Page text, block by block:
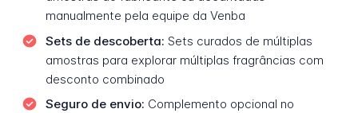
manualmente pela equipe da Venba
Sets de descoberta: Sets curados de múltiplas
amostras para explorar múltiplas fragrâncias com
desconto combinado
Seguro de envio: Complemento opcional no